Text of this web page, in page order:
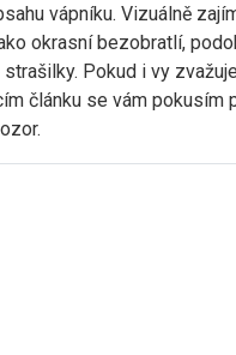
vápníku. Vizuálně
okrasní bezobratlí,
Pokud i vy
článku se vám pokusím